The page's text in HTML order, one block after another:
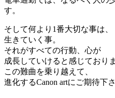
す。
そして何より1番大切な事は
生きていく事。
それがすべての行動、心が
成長していけると感じておりま
この難曲を乗り越えて、
進化するCanon artにご期待下